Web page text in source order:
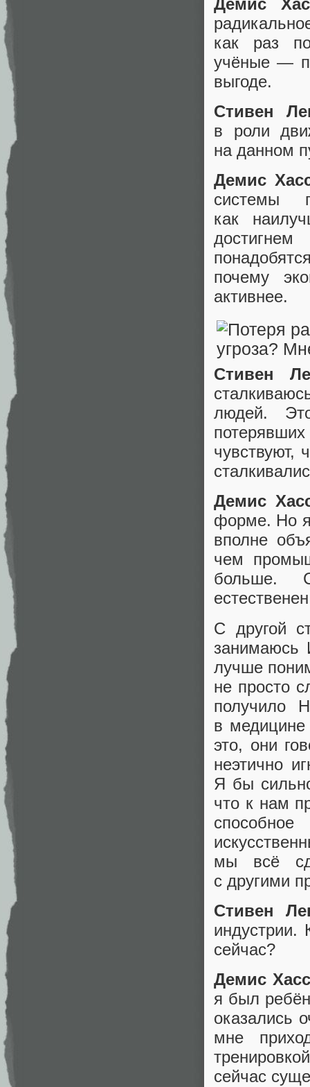
как раз
учёные —
выгоде.
Стивен
в роли
на данном
Демис
системы
как
почему
активнее.
Стивен
людей.
чувствуют,
Демис
форме. Но я
вполне
чем
больше.
С другой
занимаюсь
лучше
не просто
получило
в
это, они
неэтично
Я бы
что к нам
мы всё
с другими
Стивен
индустрии.
сейчас?
Демис
я был
оказались
мне
сейчас